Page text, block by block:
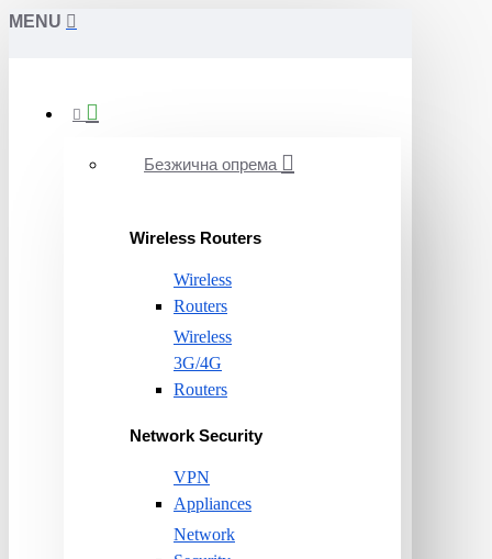
MENU
Безжична опрема
Wireless Routers
Wireless
Routers
Wireless
3G/4G
Routers
Network Security
VPN
Appliances
Network